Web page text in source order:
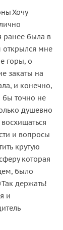
Хочу
ранее была в
открылся мне
горы, о
закаты на
и конечно,
бы точно не
душевно
и вопросы
крутую
которая
было
держать!
и